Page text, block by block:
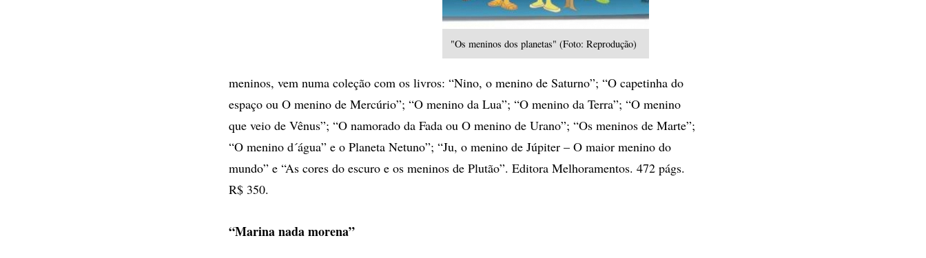
"Os meninos dos planetas" (Foto: Reprodução)
meninos, vem numa coleção com os livros: “Nino, o menino de Saturno”; “O capetinha do
espaço ou O menino de Mercúrio”; “O menino da Lua”; “O menino da Terra”; “O menino
que veio de Vênus”; “O namorado da Fada ou O menino de Urano”; “Os meninos de Marte”;
“O menino d´água” e o Planeta Netuno”; “Ju, o menino de Júpiter – O maior menino do
mundo” e “As cores do escuro e os meninos de Plutão”. Editora Melhoramentos. 472 págs.
R$ 350.
“Marina nada morena”